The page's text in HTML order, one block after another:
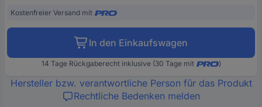
Kostenfreier Versand mit
In den Einkaufswagen
14 Tage Rückgaberecht inklusive (30 Tage mit )
Hersteller bzw. verantwortliche Person für das Produkt
Rechtliche Bedenken melden